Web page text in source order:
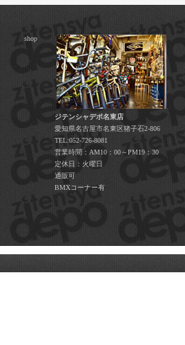
shop
ジテンシャデポ名東店
愛知県名古屋市名東区猪子石2-806
TEL:052-726-8081
営業時間：AM10：00～PM19：30
定休日：火曜日
通販可
BMXコーナー有